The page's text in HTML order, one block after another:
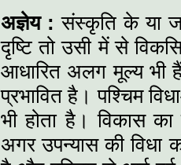
अज्ञेय : संस्कृति के या
दृष्टि तो उसी में से
आधारित अलग मूल्य भी
प्रभावित है। पश्चिम
भी होता है। विकास
अगर उपन्यास की